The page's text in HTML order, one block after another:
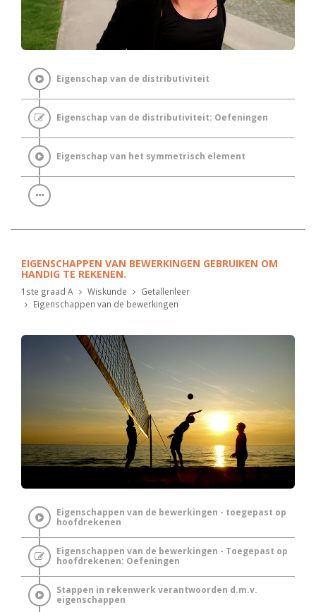
Eigenschap van de distributiviteit
Eigenschap van de distributiviteit: Oefeningen
Eigenschap van het symmetrisch element
EIGENSCHAPPEN VAN BEWERKINGEN GEBRUIKEN OM
HANDIG TE REKENEN.
1ste graad A Wiskunde
Getallenleer
Eigenschappen van de bewerkingen
Eigenschappen van de bewerkingen - toegepast op
hoofdrekenen
Eigenschappen van de bewerkingen - Toegepast op
hoofdrekenen: Oefeningen
Stappen in rekenwerk verantwoorden d.m.v.
eigenschappen